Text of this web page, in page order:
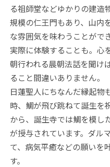
る祖師堂などゆかりの建造
規模の仁王門もあり、山内
な雰囲気を味わうことがで
実際に体験することも。心
朝行われる晨朝法話を聞け
ること間違いありません。
日蓮聖人にちなんだ縁起物
時、鯛が飛び跳ねて誕生を
から、誕生寺では鯛を模し
が授与されています。ダル
て、病気平癒などの願いを
す。